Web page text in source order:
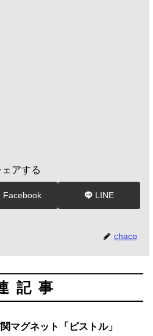
ェアする
Facebook LINE
chaco
記事
マグネット「ピストル」